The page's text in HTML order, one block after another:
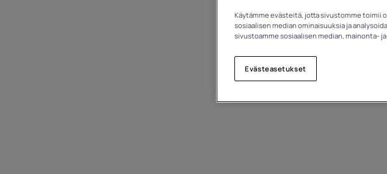
Laitteiden kierrätys
Katsottu: 1498
Käytämme evästeitä, jotta sivustomme toimii
sosiaalisen median ominaisuuksia ja
sivustoamme sosiaalisen median, mainonta-
Evästeasetukset